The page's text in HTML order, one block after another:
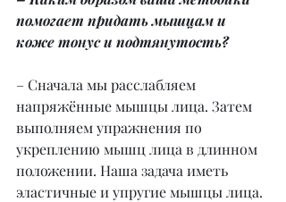
помогает придать мышцам и
коже тонус и подтянутость?
– Сначала мы расслабляем
напряжённые мышцы лица. Затем
выполняем упражнения по
укреплению мышц лица в длинном
положении. Наша задача иметь
эластичные и упругие мышцы лица.